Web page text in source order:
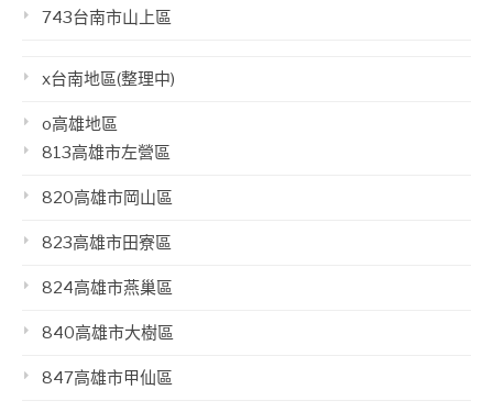
743台南市山上區
x台南地區(整理中)
o高雄地區
813高雄市左營區
820高雄市岡山區
823高雄市田寮區
824高雄市燕巢區
840高雄市大樹區
847高雄市甲仙區